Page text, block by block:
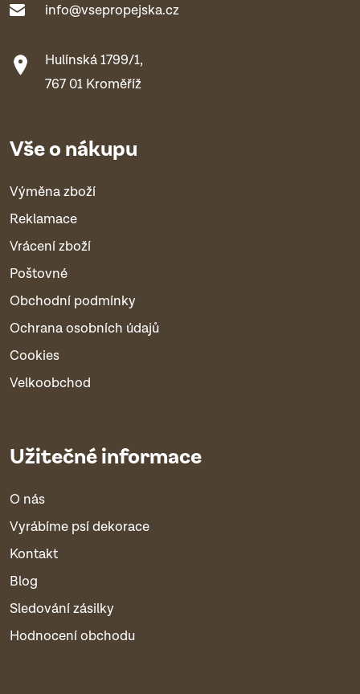
info@vsepropejska.cz
Hulínská 1799/1,
767 01 Kroměříž
Vše o nákupu
Výměna zboží
Reklamace
Vrácení zboží
Poštovné
Obchodní podmínky
Ochrana osobních údajů
Cookies
Velkoobchod
Užitečné informace
O nás
Vyrábíme psí dekorace
Kontakt
Blog
Sledování zásilky
Hodnocení obchodu